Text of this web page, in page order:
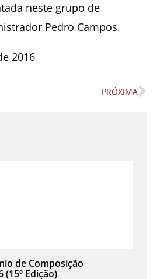
neste grupo de
Pedro Campos.
2016
PRÓXIMA
de Composição
Edição)